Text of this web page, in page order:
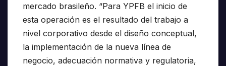
mercado brasileño. “Para YPFB el inicio de
esta operación es el resultado del trabajo a
nivel corporativo desde el diseño conceptual,
la implementación de la nueva línea de
negocio, adecuación normativa y regulatoria,